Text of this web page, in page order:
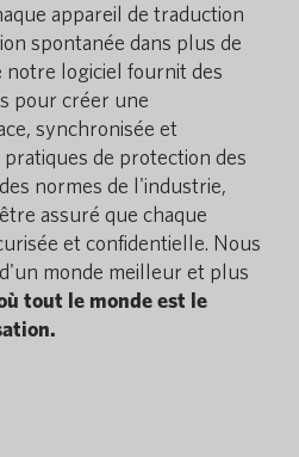
appareil de traduction
spontanée dans plus de
notre logiciel fournit des
pour créer une
synchronisée et
de protection des
normes de l'industrie,
assuré que chaque
et confidentielle. Nous
monde meilleur et plus
tout le monde est le